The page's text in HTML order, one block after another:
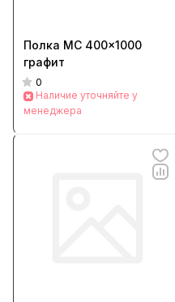
Полка МС 400x1000
графит
0
Наличие уточняйте у
менеджера